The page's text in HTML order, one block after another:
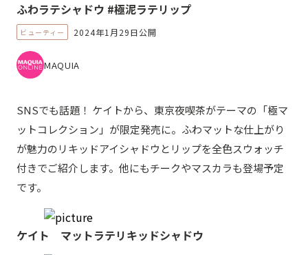
ふわラテシャドウ #極泥ラテリップ
ビューティー 2024年1月29日公開
MAQUIA
SNSでも話題！ ケイトから、東京夜喫茶がテーマの「極マ
ットコレクション」が限定発売に。ふわマットな仕上がり
が魅力のリキッドアイシャドウとリップを全色スウォッチ
付きでご紹介します。他にもチークやマスカラも登場予定
です。
ケイト マットラテリキッドシャドウ